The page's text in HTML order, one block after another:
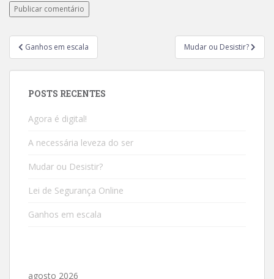
Ganhos em escala Mudar ou Desistir?
POSTS RECENTES
Agora é digital!
A necessária leveza do ser
Mudar ou Desistir?
Lei de Segurança Online
Ganhos em escala
agosto 2026